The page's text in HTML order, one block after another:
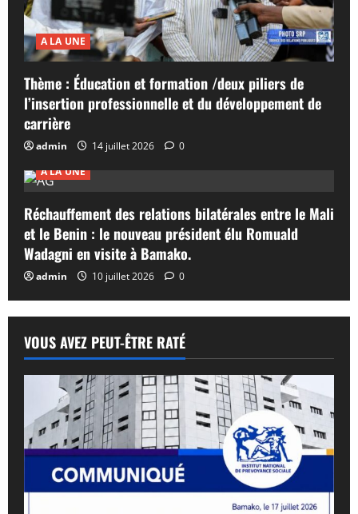
A LA UNE
Thème : Éducation et formation /deux piliers de
l’insertion professionnelle et du développement de
carrière
admin 14 juillet 2026
0
A LA UNE
Réchauffement des relations bilatérales entre le Mali
et le Benin : le nouveau président élu Romuald
Wadagni en visite à Bamako.
admin 10 juillet 2026 0
VOUS AVEZ PEUT-ÊTRE RATÉ